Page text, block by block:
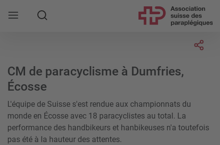
Rechercher
CM de paracyclisme à Dumfries,
Écosse
L'équipe de Suisse s'est rendue aux championnats du
monde en Écosse avec 18 paracyclistes au total. La
performance des handbikeurs et hanbikeuses n'a toutefois
pas été à la hauteur des attentes.